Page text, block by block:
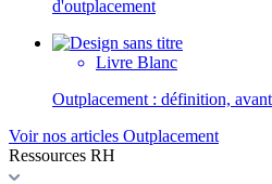
d'outplacement
Livre Blanc
Outplacement : définition,
Voir nos articles Outplacement
Ressources RH